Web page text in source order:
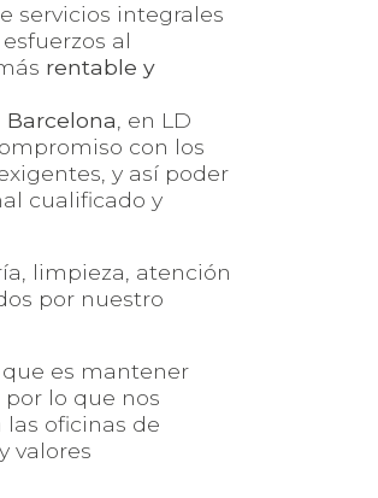
servicios integrales
al
rentable y
Barcelona , en LD
con los
y así poder
cualificado y
limpieza , atención
por nuestro
es mantener
lo que nos
oficinas de
valores